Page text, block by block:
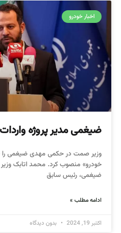
اخبار خودرو
ضیغمی مدیر پروژه
وزیر صمت در حکمی مهدی ضیغمی را
خودرو» منصوب کرد. محمد اتابک
ضیغمی، رئیس سابق
ادامه مطلب »
اکتبر 19, 2024 بدون دیدگاه